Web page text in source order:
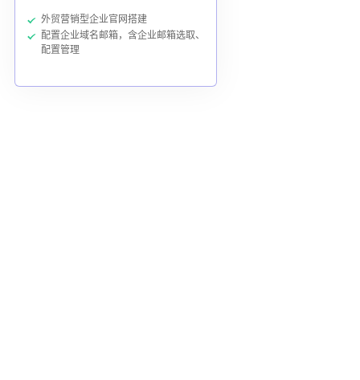
外贸营销型企业官网搭建
配置企业域名邮箱，含企业邮箱选取、
配置管理